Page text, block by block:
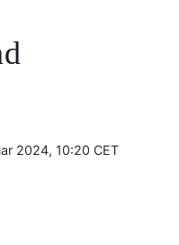
2024, 10:20 CET